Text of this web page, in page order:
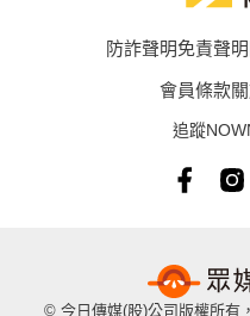
防詐聲明免責聲明
會員條款
追蹤
© 今日傳媒(股)公司版權所有